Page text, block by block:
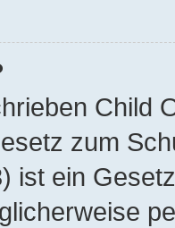
Child
zum
ist ein